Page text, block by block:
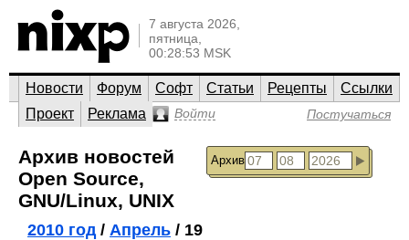
7 августа 2026,
пятница,
00:28:53 MSK
Новости Форум Софт Статьи Рецепты
Ссылки
Проект
Реклама Войти Постучаться
Архив
Архив новостей
Open Source,
GNU/Linux, UNIX
2010 год/ Апрель / 19